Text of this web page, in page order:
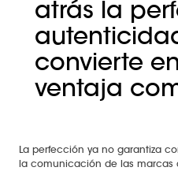
atrás la
convierte
ventaja
La perfección ya no garantiza
la comunicación de las marcas